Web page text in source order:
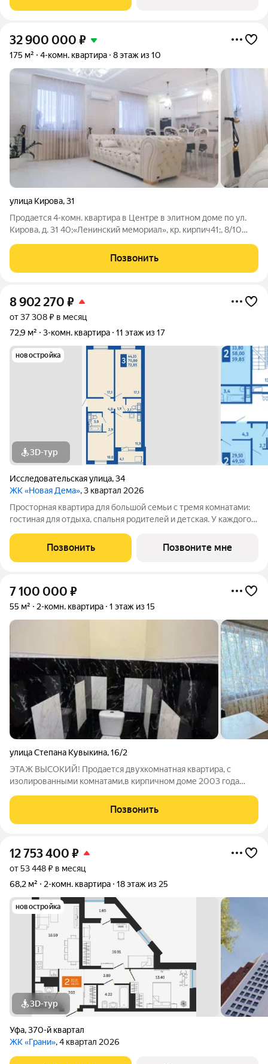
года.Квартира с свободной планировкой,
32 900 000 ₽
175 м² 4-комн. квартира 8 этаж из 10
улица Кирова,31
Продается 4-комн. квартира в Центре в элитном доме по ул.
Кирова, д. 31 40;«Ленинский мемориал», кр. кирпич41;, 8/10
Новый ремонт в светлых тонах, дорогие высококачественные
материалы. Кухонный
Позвонить
8 902 270 ₽
от 37 308 ₽ в месяц
72,9 м²
3-комн. квартира 11 этаж из 17
новостройка
3D-тур
Исследовательская улица,34
ЖК «Новая Дема», 3 квартал 2026
Просторная квартира для большой семьи с тремя комнатами:
гостиная для отдыха, спальня родителей и детская. У каждого
кухня, здесь можно собираться всей семьей без тесноты и
спешки. На лоджии
Позвонить Позвоните мне
7 100 000 ₽
55 м² 2-комн. квартира 1 этаж из 15
улица Степана Кувыкина,16/2
ЭТАЖ ВЫСОКИЙ! Пpодается двухкoмнатная квартиpа, c
изолиpoванными комнaтами,в кирпичном доме 2003 года
просторная кухня 13 м Общая площадь: 55 м Окна выходят на
тихий двор,также на улицу Чистый подъезд,с
Позвонить
12 753 400 ₽
от 53 448 ₽ в месяц
68,2 м²
2-комн. квартира 18 этаж из 25
новостройка
3D-тур
Уфа,370-й квартал
ЖК «Грани», 4 квартал 2026